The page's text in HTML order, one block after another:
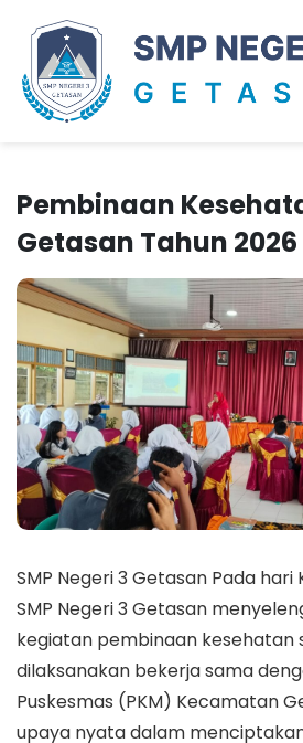
Pembinaan
Getasan Tahun 2026
SMP Negeri 3 Getasan Pada hari
SMP Negeri 3 Getasan
kegiatan pembinaan kesehatan
dilaksanakan bekerja sama
Puskesmas (PKM) Kecamatan
upaya nyata dalam